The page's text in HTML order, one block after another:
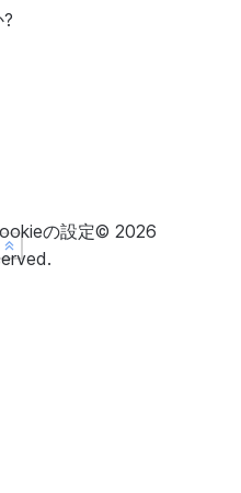
Show less
more
Show less
more
の設定© 2026
.